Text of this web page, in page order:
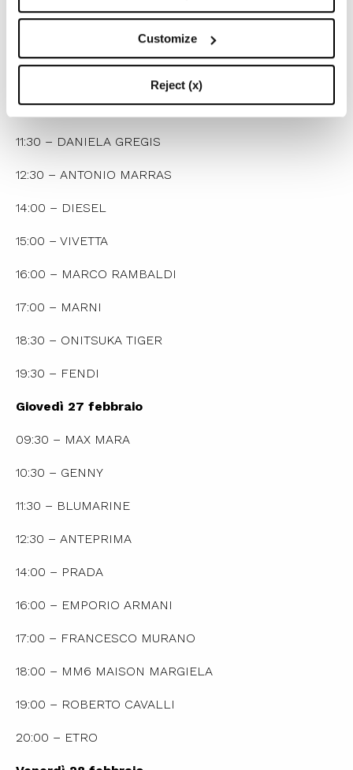
Customize
Reject (x)
20:00 – DSQUARED2
Mercoledì 26 febbraio
10:30 – JIL SANDER
11:30 – DANIELA GREGIS
12:30 – ANTONIO MARRAS
14:00 – DIESEL
15:00 – VIVETTA
16:00 – MARCO RAMBALDI
17:00 – MARNI
18:30 – ONITSUKA TIGER
19:30 – FENDI
Giovedì 27 febbraio
09:30 – MAX MARA
10:30 – GENNY
11:30 – BLUMARINE
12:30 – ANTEPRIMA
14:00 – PRADA
16:00 – EMPORIO ARMANI
17:00 – FRANCESCO MURANO
18:00 – MM6 MAISON MARGIELA
19:00 – ROBERTO CAVALLI
20:00 – ETRO